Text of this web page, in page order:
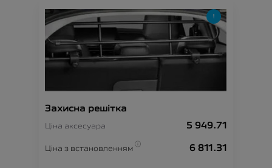
Захисна решітка
Ціна аксесуара 5 949.71
Ціна з встановленням 6 811.31